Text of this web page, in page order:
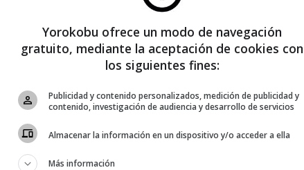
35€/año
Recibe 4 números de la revista Yorokobu.
Accede a todas las revistas en formato digital.
Accede al contenido exclusivo de Yorokobu.
Recibe newsletters con contenido exclusivo para
suscriptores.
Yorokobu ofrece un modo de navegación
gratuito, mediante la aceptación de cookies con
los siguientes fines:
Publicidad y contenido personalizados, medición de publicidad y
contenido, investigación de audiencia y desarrollo de servicios
Almacenar la información en un dispositivo y/o acceder a ella
Más información